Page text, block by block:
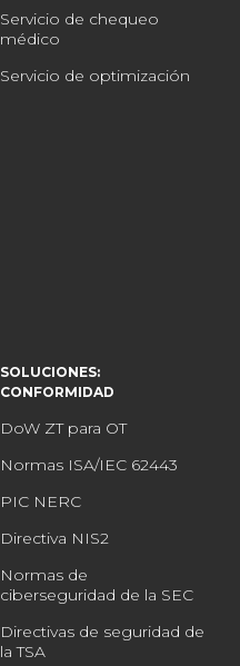
Servicio de chequeo
médico
Servicio de optimización
SOLUCIONES:
CONFORMIDAD
DoW ZT para OT
Normas ISA/IEC 62443
PIC NERC
Directiva NIS2
Normas de
ciberseguridad de la SEC
Directivas de seguridad de
la TSA